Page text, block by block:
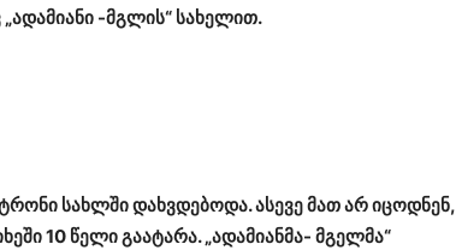
-მგლის“ სახელით.
სახლში დახვდებოდა. ასევე მათ არ იცოდნენ,
10 წელი გაატარა. „ადამიანმა- მგელმა“